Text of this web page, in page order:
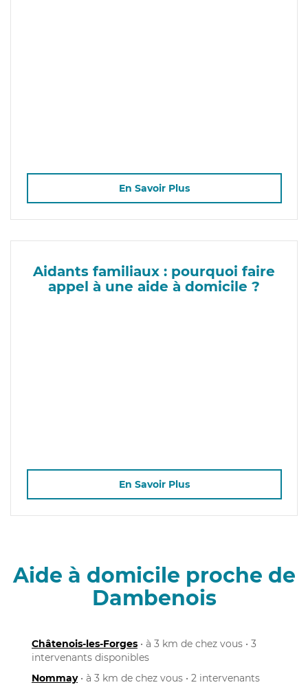
En Savoir Plus
Aidants familiaux : pourquoi faire
appel à une aide à domicile ?
En Savoir Plus
Aide à domicile proche de
Dambenois
Châtenois-les-Forges • à 3 km de chez vous • 3
intervenants disponibles
Nommay• à 3 km de chez vous • 2 intervenants